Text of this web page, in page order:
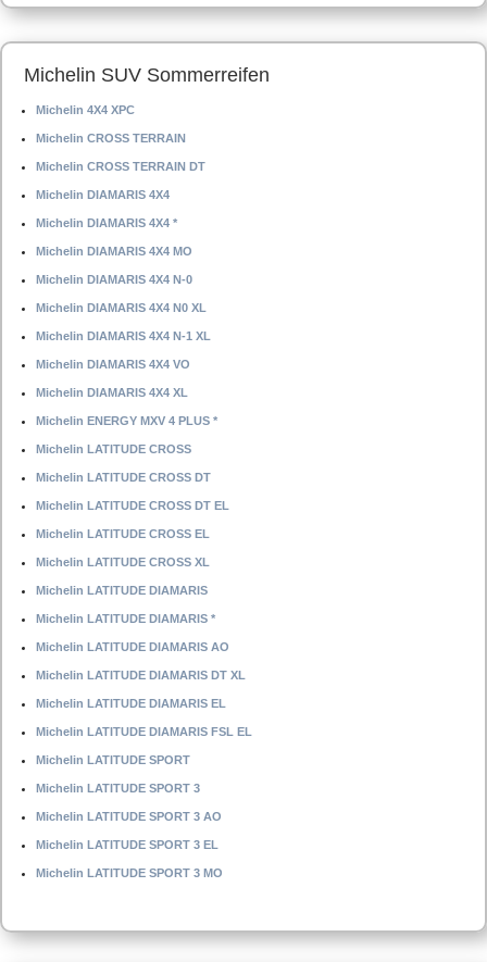
Michelin SUV Sommerreifen
Michelin 4X4 XPC
Michelin CROSS TERRAIN
Michelin CROSS TERRAIN DT
Michelin DIAMARIS 4X4
Michelin DIAMARIS 4X4 *
Michelin DIAMARIS 4X4 MO
Michelin DIAMARIS 4X4 N-0
Michelin DIAMARIS 4X4 N0 XL
Michelin DIAMARIS 4X4 N-1 XL
Michelin DIAMARIS 4X4 VO
Michelin DIAMARIS 4X4 XL
Michelin ENERGY MXV 4 PLUS *
Michelin LATITUDE CROSS
Michelin LATITUDE CROSS DT
Michelin LATITUDE CROSS DT EL
Michelin LATITUDE CROSS EL
Michelin LATITUDE CROSS XL
Michelin LATITUDE DIAMARIS
Michelin LATITUDE DIAMARIS *
Michelin LATITUDE DIAMARIS AO
Michelin LATITUDE DIAMARIS DT XL
Michelin LATITUDE DIAMARIS EL
Michelin LATITUDE DIAMARIS FSL EL
Michelin LATITUDE SPORT
Michelin LATITUDE SPORT 3
Michelin LATITUDE SPORT 3 AO
Michelin LATITUDE SPORT 3 EL
Michelin LATITUDE SPORT 3 MO